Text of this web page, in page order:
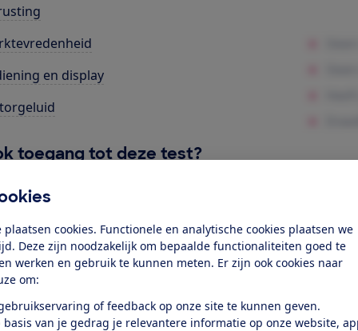
plaatsen cookies. Functionele en analytische cookies plaatsen we
Deze zijn noodzakelijk om bepaalde functionaliteiten goed te
werken en gebruik te kunnen meten. Er zijn ook cookies naar
om:
of feedback op onze site te kunnen geven.
basis van je gedrag je relevantere informatie op onze website,
en display
toegang tot deze test?
Al lid? Log in